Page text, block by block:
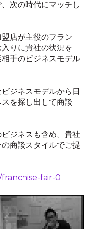
次の時代にマッチし
店が主役のフラン
りに貴社の状況を
手のビジネスモデル
ジネスモデルから日
を探し出して商談
ジネスも含め、貴社
商談スタイルでご提
fair-0